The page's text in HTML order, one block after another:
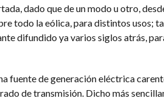
dado que de un modo u otro,
todo la eólica, para distintos usos;
difundido ya varios siglos atrás,
fuente de generación eléctrica
de transmisión. Dicho más